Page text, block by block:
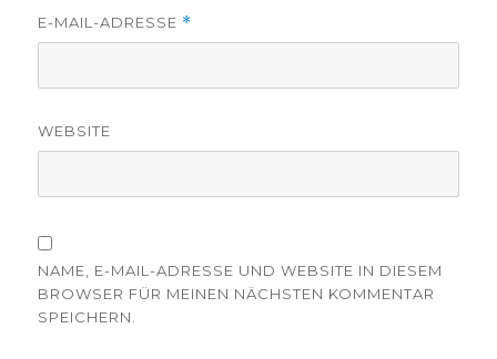
E-MAIL-ADRESSE *
WEBSITE
NAME, E-MAIL-ADRESSE UND WEBSITE IN DIESEM
BROWSER FÜR MEINEN NÄCHSTEN KOMMENTAR
SPEICHERN.